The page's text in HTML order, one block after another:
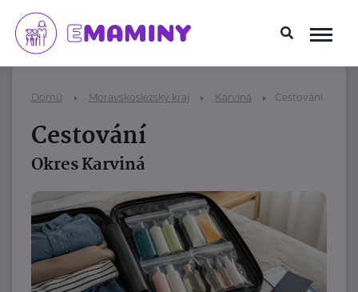
Domů Moravskoslezský kraj Karviná Cestování
Cestování
Okres Karviná